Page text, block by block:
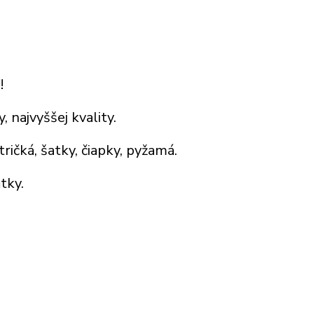
najvyššej kvality.
šatky, čiapky, pyžamá.
.